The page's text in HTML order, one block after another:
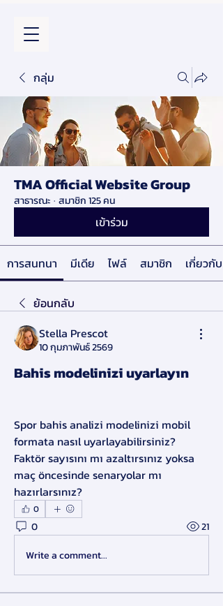
กลุ่ม
TMA Official Website Group
สาธารณะ · สมาชิก 125 คน
เข้าร่วม
การสนทนา มีเดีย ไฟล์ สมาชิก เกี่ยวกับ
ย้อนกลับ
Stella Prescot
10 กุมภาพันธ์ 2569
Bahis modelinizi uyarlayın
Spor bahis analizi modelinizi mobil
formata nasıl uyarlayabilirsiniz?
Faktör sayısını mı azaltırsınız yoksa
maç öncesinde senaryolar mı
hazırlarsınız?
0
0
21
Write a comment...